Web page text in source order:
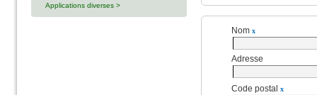
Applications diverses >
Nom x
Adresse
Code postal x